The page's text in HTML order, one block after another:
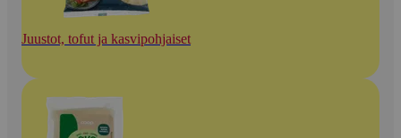
Juustot, tofut ja kasvipohjaiset